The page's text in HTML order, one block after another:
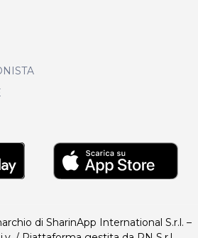
di SharinApp International S.r.l. –